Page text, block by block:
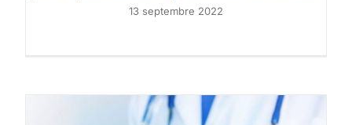
13 septembre 2022